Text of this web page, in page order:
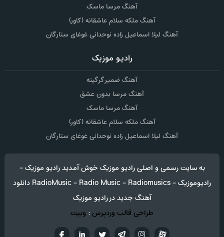
آهنگ مرسا ماسک
آهنگ ملکه سلام عاشقانه (کاور)
آهنگ لیلا اسماعیل زاده نوحدانی غوغای ستارگان
رادیو موزیک
آهنگ ضمیر گرگینه
آهنگ مرسا بدون عشق
آهنگ مرسا ماسک
آهنگ ملکه سلام عاشقانه (کاور)
آهنگ لیلا اسماعیل زاده نوحدانی غوغای ستارگان
به سایت رسمی و اصلی رادیو موزیک خوش آمدید رادیو موزیک -
رادیوموزیک - RadioMusic - Radio Music - Radiomusics دانلود
آهنگ جدید در رادیو موزیک
طراحی قالب وردپرس: وبیت
تويترتلگراماینستاگرام آپارات